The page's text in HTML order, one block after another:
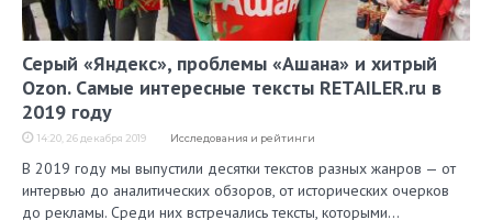
Серый «Яндекс», проблемы «Ашана» и хитрый
Ozon. Самые интересные тексты RETAILER.ru в
2019 году
14:20, 26 декабря 2019 Исследования и рейтинги
В 2019 году мы выпустили десятки текстов разных жанров — от
интервью до аналитических обзоров, от исторических очерков
до рекламы. Среди них встречались тексты, которыми…